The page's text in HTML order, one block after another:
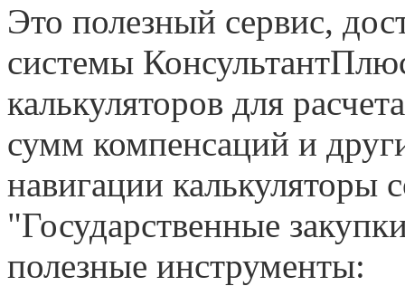
Это полезный сервис,
системы
калькуляторов для
сумм компенсаций и
навигации калькуляторы
"Государственные
полезные инструменты: